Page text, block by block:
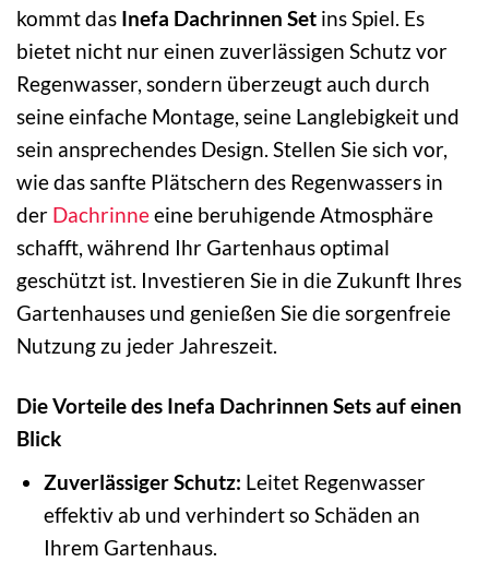
kommt das Inefa Dachrinnen Set ins Spiel. Es
bietet nicht nur einen zuverlässigen Schutz vor
Regenwasser, sondern überzeugt auch durch
seine einfache Montage, seine Langlebigkeit und
sein ansprechendes Design. Stellen Sie sich vor,
wie das sanfte Plätschern des Regenwassers in
der Dachrinneeine beruhigende Atmosphäre
schafft, während Ihr Gartenhaus optimal
geschützt ist. Investieren Sie in die Zukunft Ihres
Gartenhauses und genießen Sie die sorgenfreie
Nutzung zu jeder Jahreszeit.
Die Vorteile des Inefa Dachrinnen Sets auf einen
Blick
Zuverlässiger Schutz: Leitet Regenwasser
effektiv ab und verhindert so Schäden an
Ihrem Gartenhaus.